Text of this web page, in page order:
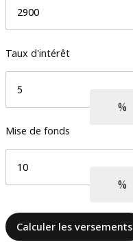
Taux d'intérêt
Mise de fonds
Calculer les versements